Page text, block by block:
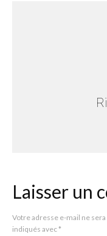
Laisser un
Votre adresse e-mail ne sera
indiqués avec*